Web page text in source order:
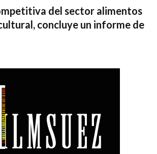
del sector alimentos
concluye un informe de